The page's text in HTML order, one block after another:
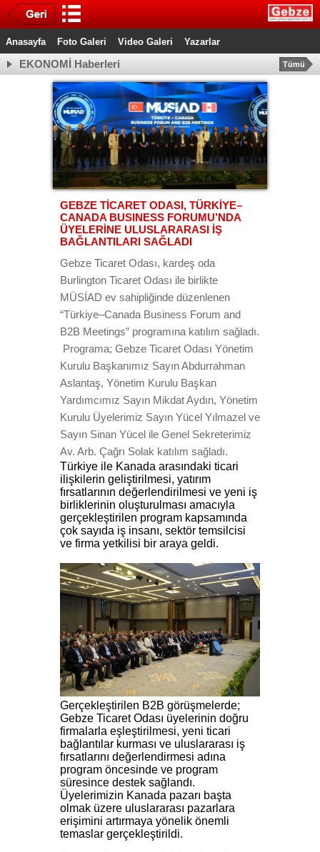
Anasayfa Foto Galeri Video Galeri Yazarlar
EKONOMİ Haberleri Tümü
GEBZE TİCARET ODASI, TÜRKİYE–
CANADA BUSINESS FORUMU’NDA
ÜYELERİNE ULUSLARARASI İŞ
BAĞLANTILARI SAĞLADI
Gebze Ticaret Odası, kardeş oda
Burlington Ticaret Odası ile birlikte
MÜSİAD ev sahipliğinde düzenlenen
“Türkiye–Canada Business Forum and
B2B Meetings” programına katılım sağladı.
Programa; Gebze Ticaret Odası Yönetim
Kurulu Başkanımız Sayın Abdurrahman
Aslantaş, Yönetim Kurulu Başkan
Yardımcımız Sayın Mikdat Aydın, Yönetim
Kurulu Üyelerimiz Sayın Yücel Yılmazel ve
Sayın Sinan Yücel ile Genel Sekreterimiz
Av. Arb. Çağrı Solak katılım sağladı.
Türkiye ile Kanada arasındaki ticari
ilişkilerin geliştirilmesi, yatırım
fırsatlarının değerlendirilmesi ve yeni iş
birliklerinin oluşturulması amacıyla
gerçekleştirilen program kapsamında
çok sayıda iş insanı, sektör temsilcisi
ve firma yetkilisi bir araya geldi.
Gerçekleştirilen B2B görüşmelerde;
Gebze Ticaret Odası üyelerinin doğru
firmalarla eşleştirilmesi, yeni ticari
bağlantılar kurması ve uluslararası iş
fırsatlarını değerlendirmesi adına
program öncesinde ve program
süresince destek sağlandı.
Üyelerimizin Kanada pazarı başta
olmak üzere uluslararası pazarlara
erişimini artırmaya yönelik önemli
temaslar gerçekleştirildi.